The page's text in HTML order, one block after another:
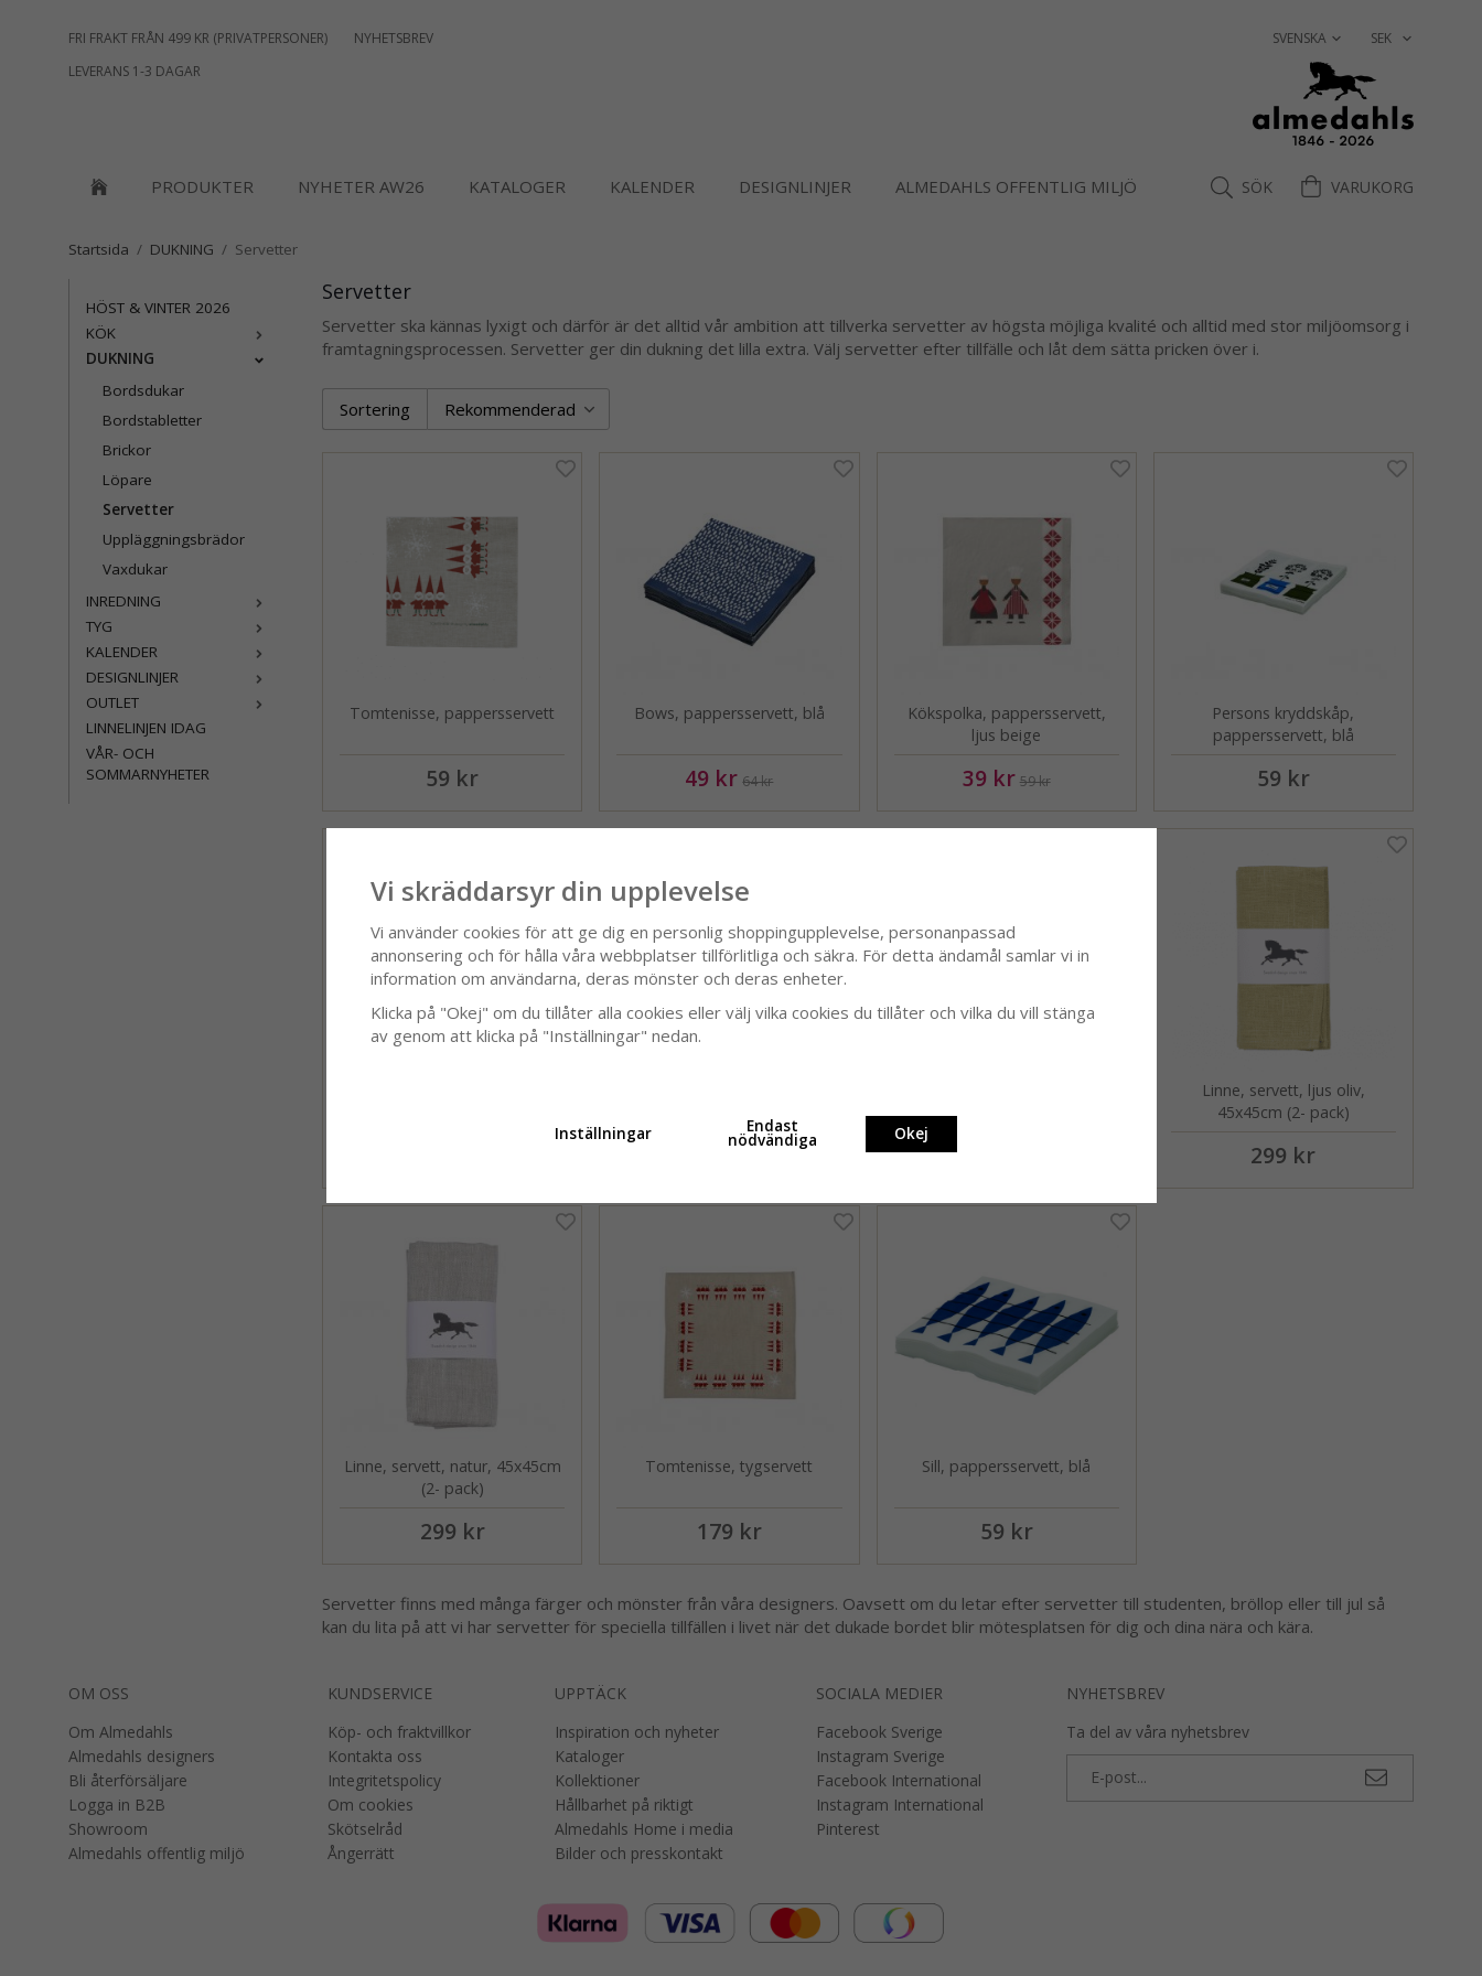
FRI FRAKT FRÅN 499 KR (PRIVATPERSONER)
NYHETSBREV
LEVERANS 1-3 DAGAR
PRODUKTER NYHETER AW26 KATALOGER KALENDER DESIGNLINJER ALMEDAHLS OFFENTLIG MILJÖ SÖK VARUKORG
Startsida / DUKNING / Servetter
HÖST & VINTER 2026
KÖK
DUKNING
Bordsdukar
Bordstabletter
Brickor
Löpare
Servetter
Uppläggningsbrädor
Vaxdukar
INREDNING
TYG
KALENDER
DESIGNLINJER
OUTLET
LINNELINJEN IDAG
VÅR- OCH
SOMMARNYHETER
Servetter
Servetter ska kännas lyxigt och därför är det alltid vår ambition att tillverka servetter av högsta möjliga kvalité och alltid med stor miljöomsorg i
framtagningsprocessen. Servetter ger din dukning det lilla extra. Välj servetter efter tillfälle och låt dem sätta pricken över i.
Sortering
Tomtenisse, pappersservett
59 kr
Bows, pappersservett, blå
49 kr 64 kr
Kökspolka, pappersservett,
ljus beige
39 kr 59 kr
Persons kryddskåp,
pappersservett, blå
59 kr
299 kr
45x45cm (2-pack)
Linne, servett, ljus oliv,
45x45cm (2- pack)
299 kr
Linne, servett, natur, 45x45cm
(2- pack)
299 kr
Tomtenisse, tygservett
179 kr
Sill, pappersservett, blå
59 kr
Servetter finns med många färger och mönster från våra designers. Oavsett om du letar efter servetter till studenten, bröllop eller till jul så
kan du lita på att vi har servetter för speciella tillfällen i livet när det dukade bordet blir mötesplatsen för dig och dina nära och kära.
OM OSS
Om Almedahls
Almedahls designers
Bli återförsäljare
Logga in B2B
Showroom
Almedahls offentlig miljö
KUNDSERVICE
Köp- och fraktvillkor
Kontakta oss
Integritetspolicy
Om cookies
Skötselråd
Ångerrätt
UPPTÄCK
Inspiration och nyheter
Kataloger
Kollektioner
Hållbarhet på riktigt
Almedahls Home i media
Bilder och presskontakt
SOCIALA MEDIER
Facebook Sverige
Instagram Sverige
Facebook International
Instagram International
Pinterest
NYHETSBREV
Ta del av våra nyhetsbrev
Vi skräddarsyr din upplevelse
Vi använder cookies för att ge dig en personlig shoppingupplevelse, personanpassad
annonsering och för hålla våra webbplatser tillförlitliga och säkra. För detta ändamål samlar vi in
information om användarna, deras mönster och deras enheter.
Klicka på "Okej" om du tillåter alla cookies eller välj vilka cookies du tillåter och vilka du vill stänga
av genom att klicka på "Inställningar" nedan.
Inställningar Endast
nödvändiga Okej